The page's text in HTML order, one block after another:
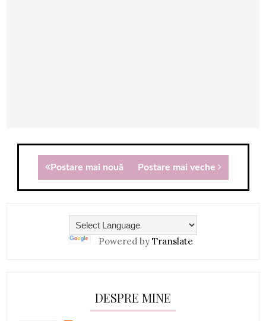
Postare mai nouă Postare mai veche
Powered by Translate
DESPRE MINE